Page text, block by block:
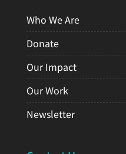
Who We Are
Donate
Our Impact
Our Work
Newsletter